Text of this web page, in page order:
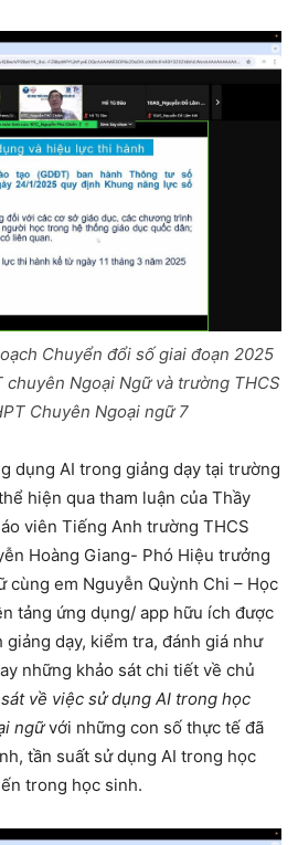
Chuyển đổi số giai đoạn 2025
Ngoại Ngữ và trường THCS
Chuyên Ngoại ngữ 7
dụng AI trong giảng dạy tại trường
hiện qua tham luận của Thầy
viên Tiếng Anh trường THCS
Hoàng Giang- Phó Hiệu trưởng
cùng em Nguyễn Quỳnh Chi – Học
tảng ứng dụng/ app hữu ích được
dạy, kiểm tra, đánh giá như
những khảo sát chi tiết về chủ
về việc sử dụng AI trong học
ngữvới những con số thực tế đã
tần suất sử dụng AI trong học
trong học sinh.